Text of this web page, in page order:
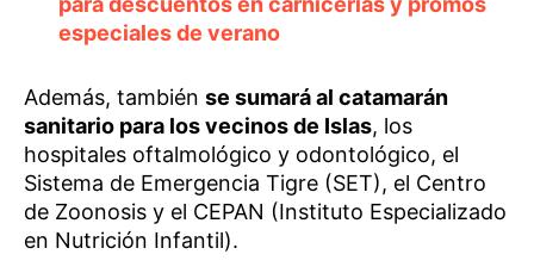
especiales de verano
Además, también se sumará al catamarán
sanitario para los vecinos de Islas, los
hospitales oftalmológico y odontológico, el
Sistema de Emergencia Tigre (SET), el Centro
de Zoonosis y el CEPAN (Instituto Especializado
en Nutrición Infantil).